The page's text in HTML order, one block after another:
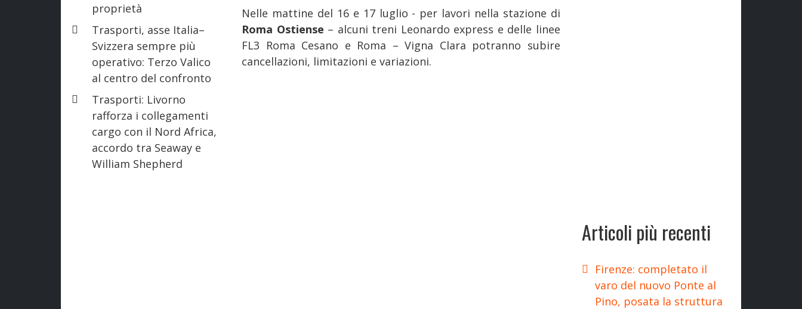
proprietà
Trasporti, asse Italia–
Svizzera sempre più
operativo: Terzo Valico
al centro del confronto
Trasporti: Livorno
rafforza i collegamenti
cargo con il Nord Africa,
accordo tra Seaway e
William Shepherd
Nelle mattine del 16 e 17 luglio - per lavori nella stazione di
Roma Ostiense – alcuni treni Leonardo express e delle linee
FL3 Roma Cesano e Roma – Vigna Clara potranno subire
cancellazioni, limitazioni e variazioni.
Articoli più recenti
Firenze: completato il
varo del nuovo Ponte al
Pino, posata la struttura